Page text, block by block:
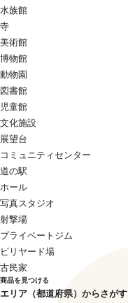
水族館
寺
美術館
博物館
動物園
図書館
児童館
文化施設
展望台
コミュニティセンター
道の駅
ホール
写真スタジオ
射撃場
プライベートジム
ビリヤード場
古民家
商品を見つける
エリア（都道府県）からさがす